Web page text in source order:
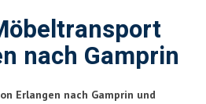
nach Gamprin
Erlangen nach Gamprin und